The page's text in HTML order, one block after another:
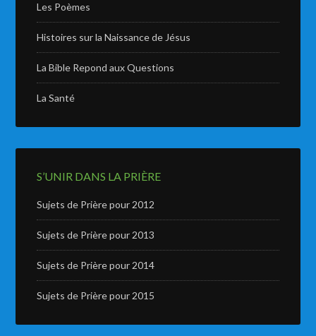
Les Poèmes
Histoires sur la Naissance de Jésus
La Bible Repond aux Questions
La Santé
S’UNIR DANS LA PRIÈRE
Sujets de Prière pour 2012
Sujets de Prière pour 2013
Sujets de Prière pour 2014
Sujets de Prière pour 2015